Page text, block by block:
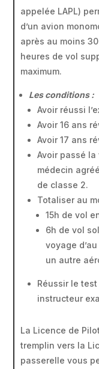
appelée LAPL)
d’un avion
après au moins
heures de vol
maximum.
Les conditions :
Avoir réussi
Avoir 16 ans
Avoir 17 ans
Avoir passé la
médecin
de classe 2.
Totaliser au
15h de vol
6h de vol
voyage
un autre
Réussir le
instructeur
La Licence de
tremplin vers la
passerelle vous